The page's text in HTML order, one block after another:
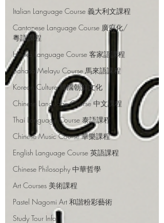
Italian Language Course 義大利文課程
Cantonese Language Course 廣府化/
粵語課程
Hakka Language Course 客家語課程
Bahasa Melayu Course 馬來語課程
Korean Culture 韓國朝鮮文化
Chinese Language Course 中文課程
Thai Language Course 泰語課程
Chinese Music Course 華樂課程
English Language Course 英語課程
Chinese Philosophy 中華哲學
Art Courses 美術課程
Pastel Nagomi Art 和諧粉彩藝術
Study Tour Info